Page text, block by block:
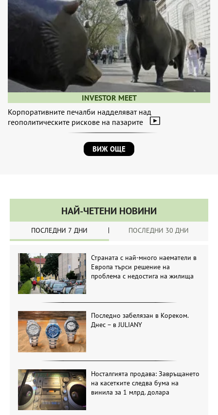
INVESTOR MEET
Корпоративните печалби надделяват над
геополитическите рискове на пазарите
ВИЖ ОЩЕ
НАЙ-ЧЕТЕНИ НОВИНИ
ПОСЛЕДНИ 7 ДНИ ПОСЛЕДНИ 30 ДНИ
Страната с най-много наематели в
Европа търси решение на
проблема с недостига на жилища
Последно забелязан в Кореком.
Днес – в JULIANY
Носталгията продава: Завръщането
на касетките следва бума на
винила за 1 млрд. долара